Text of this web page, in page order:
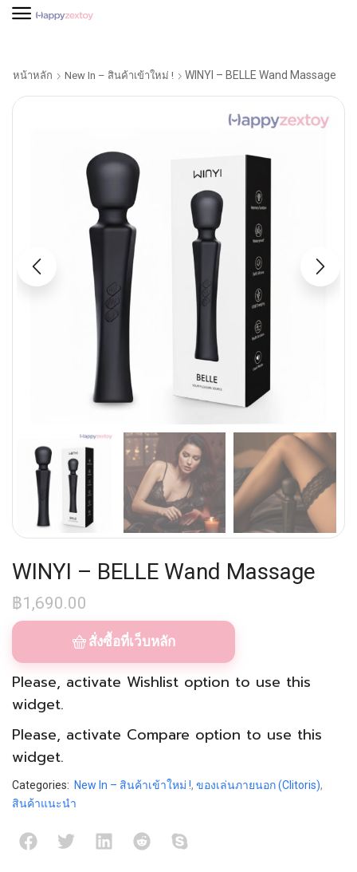
หน้าหลัก New In – สินค้าเข้าใหม่ ! WINYI – BELLE Wand Massage
WINYI – BELLE Wand Massage
฿1,690.00
สั่งซื้อที่เว็บหลัก
Please, activate Wishlist option to use this
widget.
Please, activate Compare option to use this
widget.
Categories: New In – สินค้าเข้าใหม่ !, ของเล่นภายนอก (Clitoris),
สินค้าแนะนำ